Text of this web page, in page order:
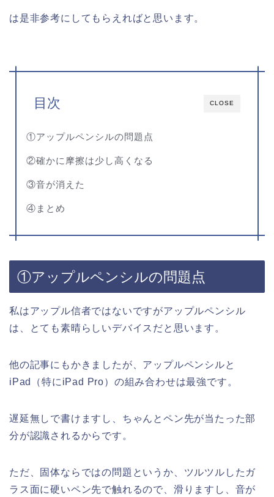
は是非参考にしてもらえればと思います。
CLOSE
目次
①アップルペンシルの問題点
②確かに摩擦は少し高くなる
③音が消えた
④まとめ
①アップルペンシルの問題点
私はアップル信者ではないですがアップルペンシル
は、とても素晴らしいデバイスだと思います。
他の記事にもかきましたが、アップルペンシルと
iPad（特にiPad Pro）の組み合わせは最強です。
遅延無しで書けますし、ちゃんとペン先が当たった部
分が認識されるからです。
ただ、固体ならではの問題というか、ツルツルしたガ
ラス面に硬いペン先で触れるので、滑りますし、音が